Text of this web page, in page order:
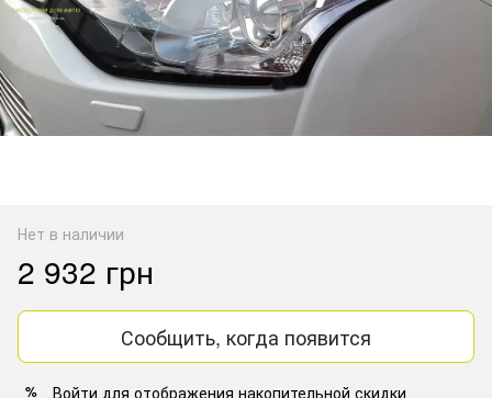
Нет в наличии
2 932 грн
Сообщить, когда появится
% Войти для отображения накопительной скидки